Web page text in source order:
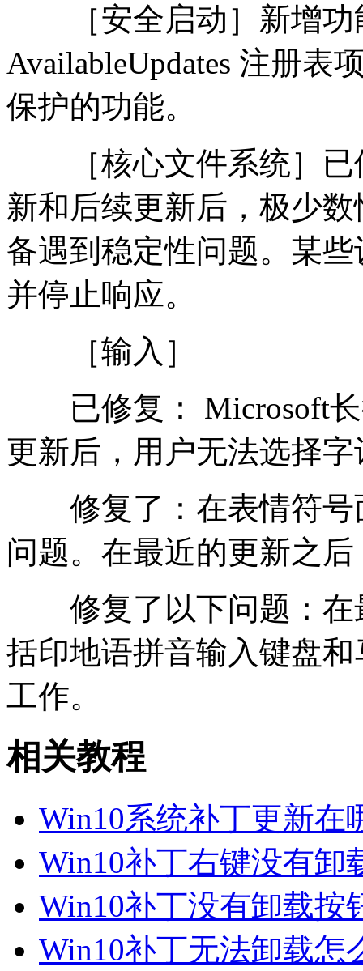
［安全启动］新增功
AvailableUpdates 注册表
保护的功能。
［核心文件系统］已
新和后续更新后，极少
备遇到稳定性问题。某
并停止响应。
［输入］
已修复： Microsoft长
更新后，用户无法选择字
修复了：在表情符号
问题。在最近的更新之
修复了以下问题：在
括印地语拼音输入键盘
工作。
相关教程
Win10系统补丁更新在
Win10补丁右键没有卸
Win10补丁没有卸载按
Win10补丁无法卸载怎